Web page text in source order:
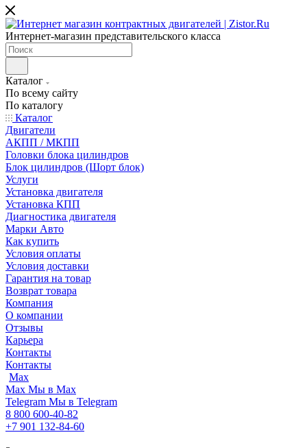
Интернет-магазин представительского класса
Каталог
По всему сайту
По каталогу
Каталог
Двигатели
АКПП / МКПП
Головки блока цилиндров
Блок цилиндров (Шорт блок)
Услуги
Установка двигателя
Установка КПП
Диагностика двигателя
Марки Авто
Как купить
Условия оплаты
Условия доставки
Гарантия на товар
Возврат товара
Компания
О компании
Отзывы
Карьера
Контакты
Контакты
Max
Max Мы в Max
Telegram Мы в Telegram
8 800 600-40-82
+7 901 132-84-60